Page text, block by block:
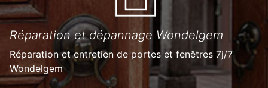
Réparation et dépannage Wondelgem
Réparation et entretien de portes et fenêtres 7j/7
Wondelgem